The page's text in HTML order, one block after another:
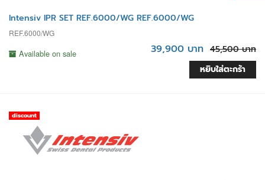
Intensiv IPR SET REF.6000/WG REF.6000/WG
REF.6000/WG
Available on sale 39,900 บาท 45,500 บาท
หยิบใส่ตะกร้า
discount